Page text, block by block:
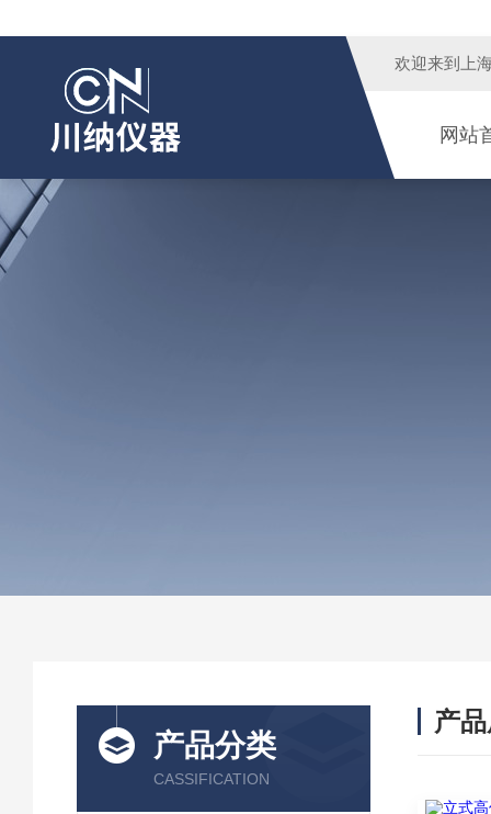
欢迎来到 上
网站
产品分类
CASSIFICATION
产